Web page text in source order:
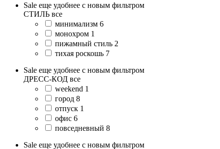
Sale еще удобнее с новым фильтром
СТИЛЬ все
минимализм 6
монохром 1
пижамный стиль 2
тихая роскошь 7
Sale еще удобнее с новым фильтром
ДРЕСС-КОД все
weekend 1
город 8
отпуск 1
офис 6
повседневный 8
Sale еще удобнее с новым фильтром